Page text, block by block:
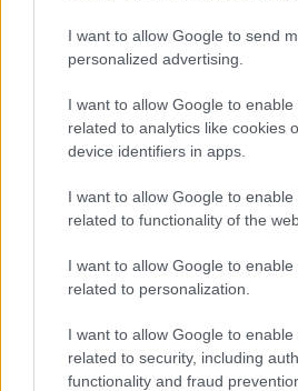
I want to allow Google to send
personalized advertising.
I want to allow Google to enable
related to analytics like cookies
device identifiers in apps.
I want to allow Google to enable
related to functionality of the
I want to allow Google to enable
related to personalization.
I want to allow Google to enable
related to security, including
functionality and fraud
CÉGINFÓ HÍREK